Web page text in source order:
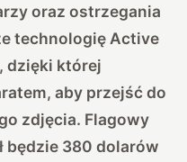
oraz ostrzegania
technologię Active
dzięki której
aby przejść do
zdjęcia. Flagowy
będzie 380 dolarów